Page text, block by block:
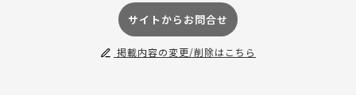
サイトからお問合せ
掲載内容の変更/削除はこちら